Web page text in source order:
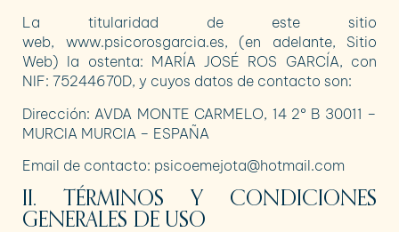
La titularidad de este sitio
web, www.psicorosgarcia.es, (en adelante, Sitio
Web) la ostenta: MARÍA JOSÉ ROS GARCÍA, con
NIF: 75244670D, y cuyos datos de contacto son:
Dirección: AVDA MONTE CARMELO, 14 2º B 30011 –
MURCIA MURCIA – ESPAÑA
Email de contacto: psicoemejota@hotmail.com
II. TÉRMINOS Y CONDICIONES
GENERALES DE USO